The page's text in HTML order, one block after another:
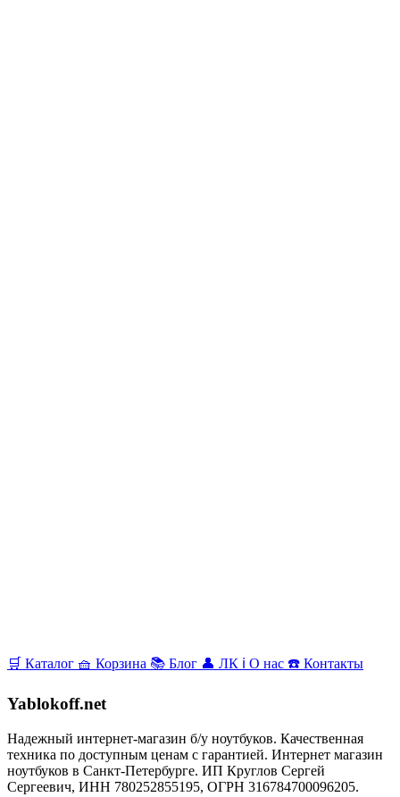
🛒 Каталог 🧺 Корзина 📚 Блог 👤 ЛК ℹ️ О нас ☎️ Контакты
Yablokoff.net
Надежный интернет-магазин б/у ноутбуков. Качественная
техника по доступным ценам с гарантией. Интернет магазин
ноутбуков в Санкт-Петербурге. ИП Круглов Сергей
Сергеевич, ИНН 780252855195, ОГРН 316784700096205.